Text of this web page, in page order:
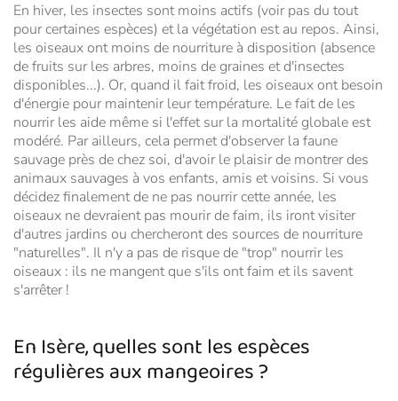
En hiver, les insectes sont moins actifs (voir pas du tout
pour certaines espèces) et la végétation est au repos. Ainsi,
les oiseaux ont moins de nourriture à disposition (absence
de fruits sur les arbres, moins de graines et d'insectes
disponibles...). Or, quand il fait froid, les oiseaux ont besoin
d'énergie pour maintenir leur température. Le fait de les
nourrir les aide même si l'effet sur la mortalité globale est
modéré. Par ailleurs, cela permet d'observer la faune
sauvage près de chez soi, d'avoir le plaisir de montrer des
animaux sauvages à vos enfants, amis et voisins. Si vous
décidez finalement de ne pas nourrir cette année, les
oiseaux ne devraient pas mourir de faim, ils iront visiter
d'autres jardins ou chercheront des sources de nourriture
"naturelles". Il n'y a pas de risque de "trop" nourrir les
oiseaux : ils ne mangent que s'ils ont faim et ils savent
s'arrêter !
En Isère, quelles sont les espèces
régulières aux mangeoires ?